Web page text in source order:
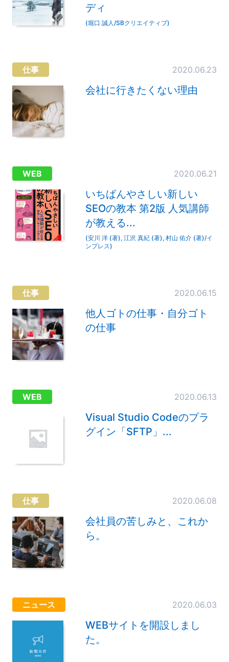
ディ
(堀口 誠人/SBクリエイティブ)
仕事 2020.06.23
会社に行きたくない理由
WEB 2020.06.21
いちばんやさしい新しい
SEOの教本 第2版 人気講師
が教える...
(安川 洋 (著), 江沢 真紀 (著), 村山 佑介 (著)/イ
ンプレス)
仕事 2020.06.15
他人ゴトの仕事・自分ゴト
の仕事
WEB 2020.06.13
Visual Studio Codeのプラ
グイン「SFTP」...
仕事 2020.06.08
会社員の苦しみと、これか
ら。
ニュース 2020.06.03
WEBサイトを開設しまし
た。